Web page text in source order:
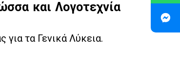
και Λογοτεχνία
τα Γενικά Λύκεια.